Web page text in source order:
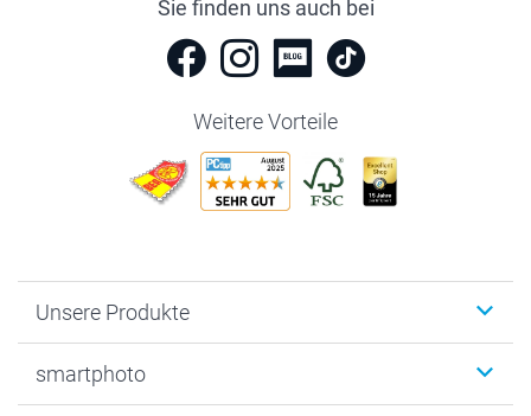
Sie finden uns auch bei
Weitere Vorteile
Unsere Produkte
Fotogeschenke
smartphoto